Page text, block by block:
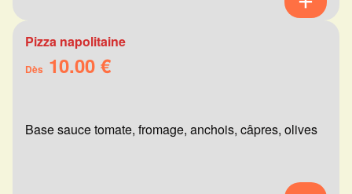
Pizza napolitaine
Dès 10.00 €
Base sauce tomate, fromage, anchois, câpres, olives